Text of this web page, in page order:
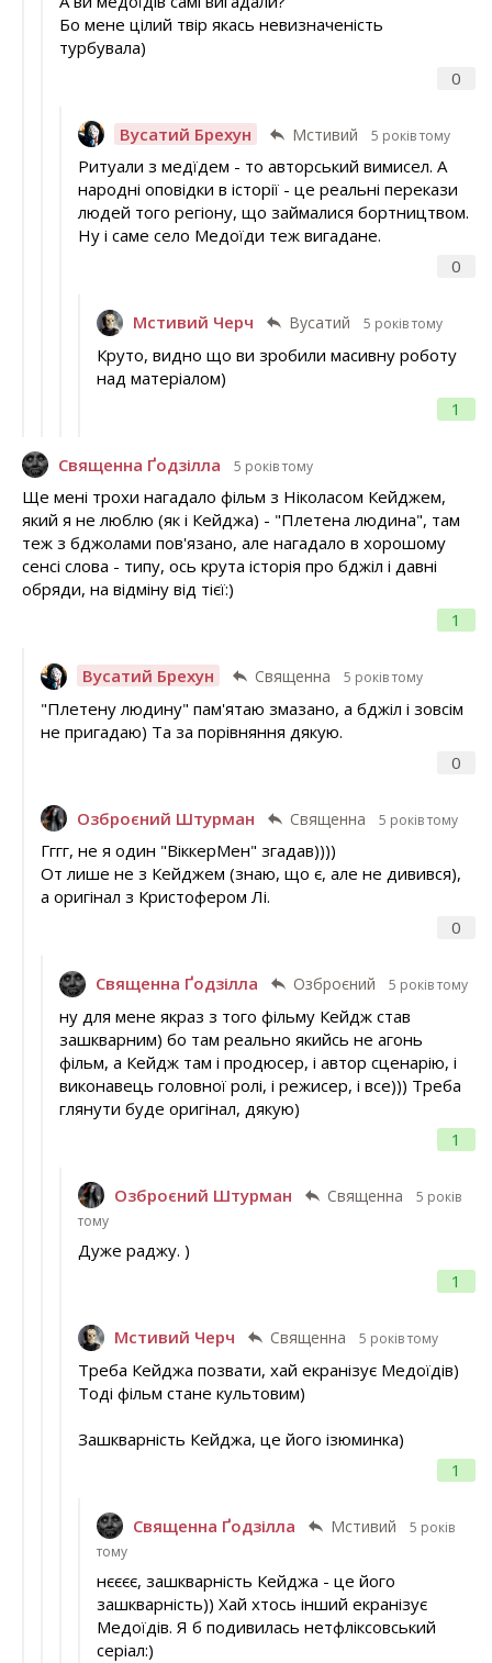
0
Бо мене цілий твір якась невизначеність
турбувала)
Вусатий Брехун Мстивий 5 років тому
0
Ритуали з медїдем - то авторський вимисел. А
народні оповідки в історії - це реальні перекази
людей того регіону, що займалися бортництвом.
Ну і саме село Медоїди теж вигадане.
Мстивий Черч Вусатий 5 років тому
1
Круто, видно що ви зробили масивну роботу
над матеріалом)
Священна Ґодзілла 5 років тому
1
Ще мені трохи нагадало фільм з Ніколасом Кейджем,
який я не люблю (як і Кейджа) - "Плетена людина", там
теж з бджолами пов'язано, але нагадало в хорошому
сенсі слова - типу, ось крута історія про бджіл і давні
обряди, на відміну від тієї:)
Вусатий Брехун Священна 5 років тому
0
"Плетену людину" пам'ятаю змазано, а бджіл і зовсім
не пригадаю) Та за порівняння дякую.
Озброєний Штурман Священна 5 років тому
0
Гггг, не я один "ВіккерМен" згадав))))
От лише не з Кейджем (знаю, що є, але не дивився),
а оригінал з Кристофером Лі.
Священна Ґодзілла Озброєний 5 років тому
1
ну для мене якраз з того фільму Кейдж став
зашкварним) бо там реально якийсь не агонь
фільм, а Кейдж там і продюсер, і автор сценарію, і
виконавець головної ролі, і режисер, і все))) Треба
глянути буде оригінал, дякую)
Озброєний Штурман Священна
5 років
тому
1
Дуже раджу. )
Мстивий Черч Священна 5 років тому
1
Треба Кейджа позвати, хай екранізує Медоїдів)
Тоді фільм стане культовим)
Зашкварність Кейджа, це його ізюминка)
Священна Ґодзілла Мстивий
5 років
тому
нєєєє, зашкварність Кейджа - це його
зашкварність)) Хай хтось інший екранізує
Медоїдів. Я б подивилась нетфліксовський
серіал:)